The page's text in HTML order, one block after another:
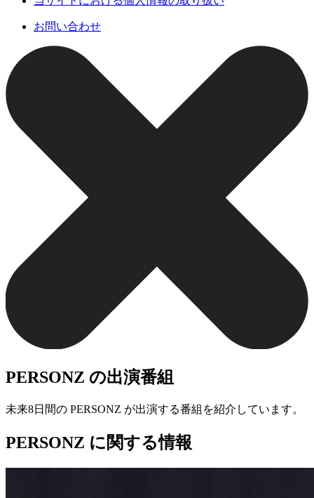
お問い合わせ
PERSONZ の出演番組
未来8日間の PERSONZ が出演する番組を紹介しています。
PERSONZ に関する情報